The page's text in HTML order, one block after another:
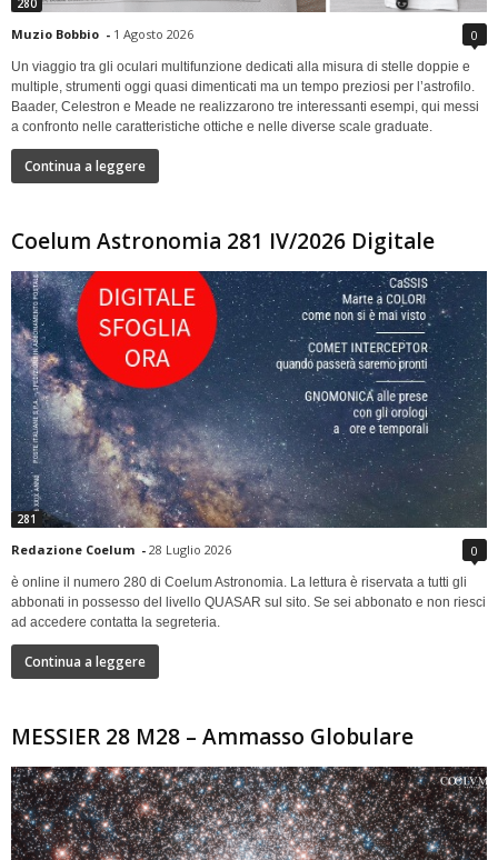
280
Muzio Bobbio - 1 Agosto 2026 0
Un viaggio tra gli oculari multifunzione dedicati alla misura di stelle doppie e
multiple, strumenti oggi quasi dimenticati ma un tempo preziosi per l’astrofilo.
Baader, Celestron e Meade ne realizzarono tre interessanti esempi, qui messi
a confronto nelle caratteristiche ottiche e nelle diverse scale graduate.
Continua a leggere
Coelum Astronomia 281 IV/2026 Digitale
281
Redazione Coelum - 28 Luglio 2026 0
è online il numero 280 di Coelum Astronomia. La lettura è riservata a tutti gli
abbonati in possesso del livello QUASAR sul sito. Se sei abbonato e non riesci
ad accedere contatta la segreteria.
Continua a leggere
MESSIER 28 M28 – Ammasso Globulare